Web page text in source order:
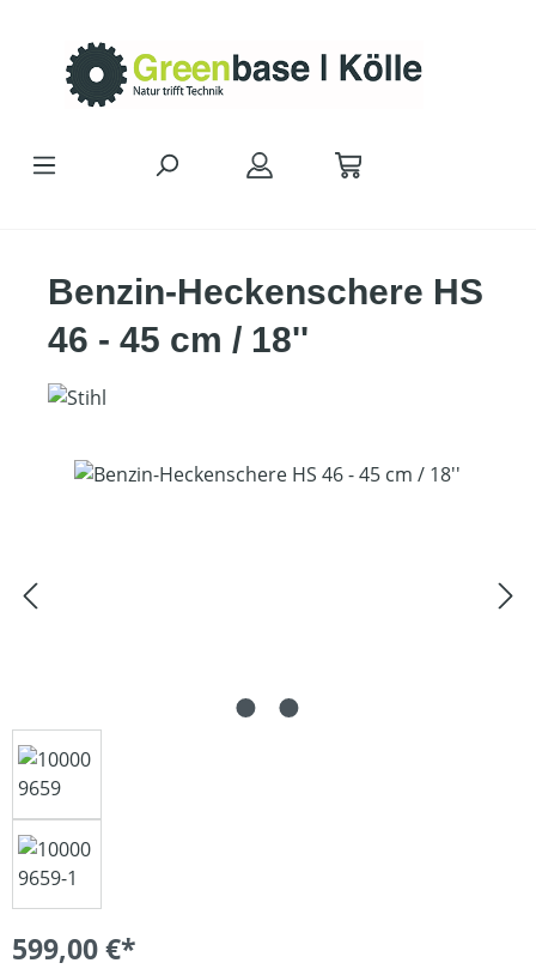
Benzin-Heckenschere HS
46 - 45 cm / 18''
Bildergalerie überspringen
599,00 €*